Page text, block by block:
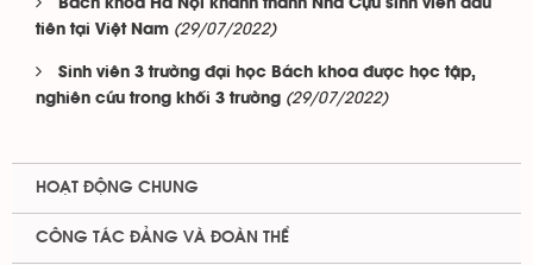
Bách khoa Hà Nội khánh thành Nhà Cựu sinh viên đầu
tiên tại Việt Nam (29/07/2022)
Sinh viên 3 trường đại học Bách khoa được học tập,
nghiên cứu trong khối 3 trường (29/07/2022)
HOẠT ĐỘNG CHUNG
CÔNG TÁC ĐẢNG VÀ ĐOÀN THỂ